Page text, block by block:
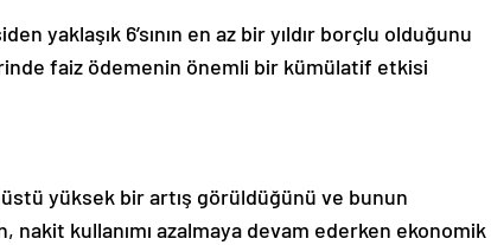
yaklaşık 6’sının en az bir yıldır borçlu olduğunu
faiz ödemenin önemli bir kümülatif etkisi
yüksek bir artış görüldüğünü ve bunun
nakit kullanımı azalmaya devam ederken ekonomik